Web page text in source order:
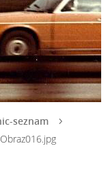
seznam
Obraz016.jpg